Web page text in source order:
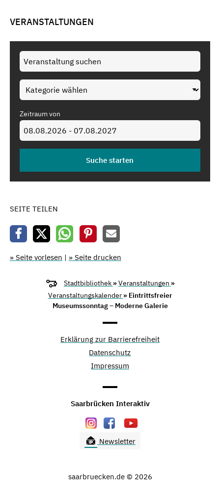
VERANSTALTUNGEN
Zeitraum von
SEITE TEILEN
» Seite vorlesen | » Seite drucken
Stadtbibliothek »Veranstaltungen »
Veranstaltungskalender » Eintrittsfreier
Museumssonntag – Moderne Galerie
Erklärung zur Barrierefreiheit
Datenschutz
Impressum
Saarbrücken Interaktiv
Newsletter
saarbruecken.de © 2026